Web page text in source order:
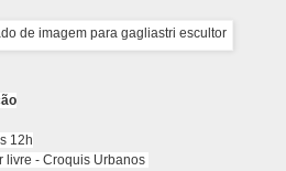
12h
livre - Croquis Urbanos